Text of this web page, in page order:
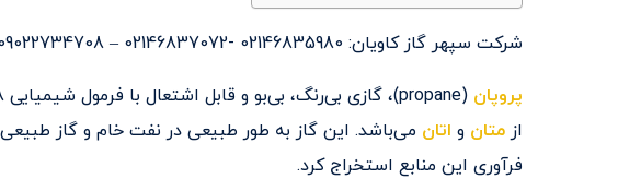
شرکت سپهر گاز کاویان: 02146835980 -02146837072 – 09022734708
پروپان
از متان و اتان می‌باشد. این گاز به طور طبیعی در نفت خام و گاز
فرآوری این منابع استخراج کرد.